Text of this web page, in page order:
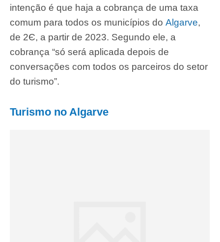
intenção é que haja a cobrança de uma taxa
comum para todos os municípios do Algarve,
de 2Є, a partir de 2023. Segundo ele, a
cobrança “só será aplicada depois de
conversações com todos os parceiros do setor
do turismo”.
Turismo no Algarve